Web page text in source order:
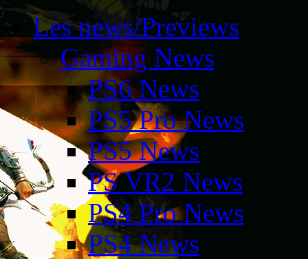
Les news/Previews
Gaming News
PS6 News
PS5 Pro News
PS5 News
PS VR2 News
PS4 Pro News
PS4 News